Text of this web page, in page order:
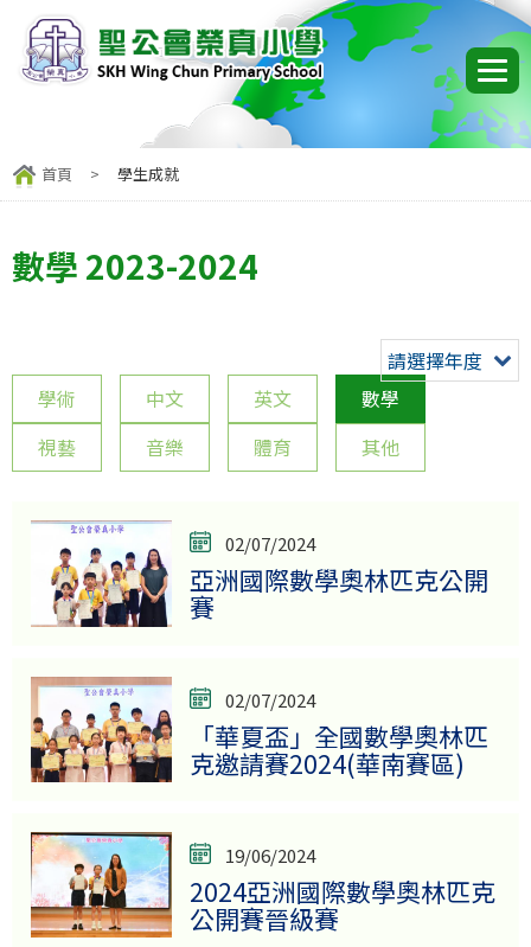
首頁 > 學生成就
數學 2023-2024
請選擇年度
學術
中文 英文
數學
視藝
音樂 體育 其他
02/07/2024
亞洲國際數學奧林匹克公開
賽
02/07/2024
「華夏盃」全國數學奧林匹
克邀請賽2024(華南賽區)
19/06/2024
2024亞洲國際數學奧林匹克
公開賽晉級賽